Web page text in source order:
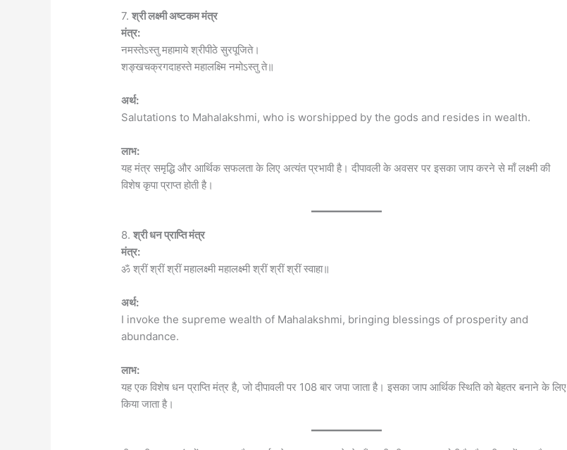
7.श्री लक्ष्मी अष्टकम मंत्र
मंत्र:
नमस्तेऽस्तु महामाये श्रीपीठे सुरपूजिते।
शङ्खचक्रगदाहस्ते महालक्ष्मि नमोऽस्तु ते॥
अर्थ:
Salutations to Mahalakshmi, who is worshipped by the gods and resides in wealth.
लाभ:
यह मंत्र समृद्धि और आर्थिक सफलता के लिए अत्यंत प्रभावी है। दीपावली के अवसर पर इसका जाप करने से माँ लक्ष्मी की
विशेष कृपा प्राप्त होती है।
8.श्री धन प्राप्ति मंत्र
मंत्र:
ॐ श्रीं श्रीं श्रीं महालक्ष्मी महालक्ष्मी श्रीं श्रीं श्रीं स्वाहा॥
अर्थ:
I invoke the supreme wealth of Mahalakshmi, bringing blessings of prosperity and
abundance.
लाभ:
यह एक विशेष धन प्राप्ति मंत्र है, जो दीपावली पर 108 बार जपा जाता है। इसका जाप आर्थिक स्थिति को बेहतर बनाने के लिए
किया जाता है।